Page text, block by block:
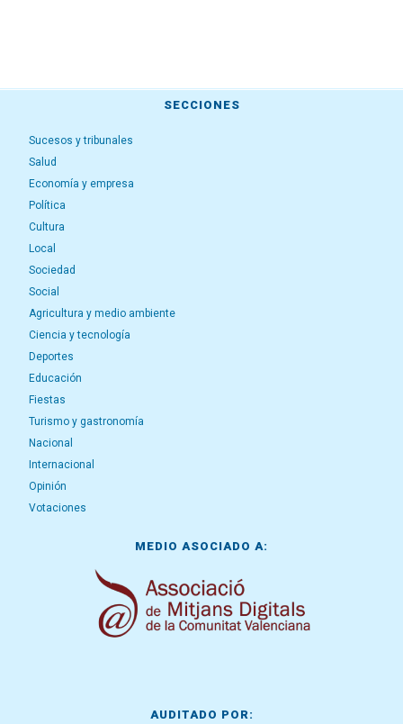
SECCIONES
Sucesos y tribunales
Salud
Economía y empresa
Política
Cultura
Local
Sociedad
Social
Agricultura y medio ambiente
Ciencia y tecnología
Deportes
Educación
Fiestas
Turismo y gastronomía
Nacional
Internacional
Opinión
Votaciones
MEDIO ASOCIADO A:
AUDITADO POR: